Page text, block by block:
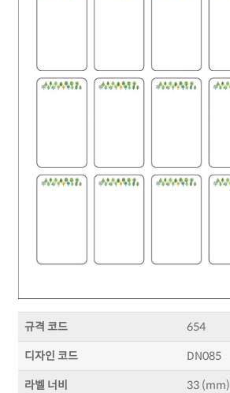
규격 코드 654
디자인 코드 DN085
라벨 너비 33 (mm)